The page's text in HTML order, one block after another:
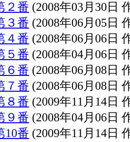
２番 (2008年03月30日
３番 (2008年06月05日
４番 (2008年06月06日
５番 (2008年04月06日
６番 (2008年06月08日
７番 (2008年06月08日
８番 (2009年11月14日
９番 (2008年04月06日
10番 (2009年11月14日